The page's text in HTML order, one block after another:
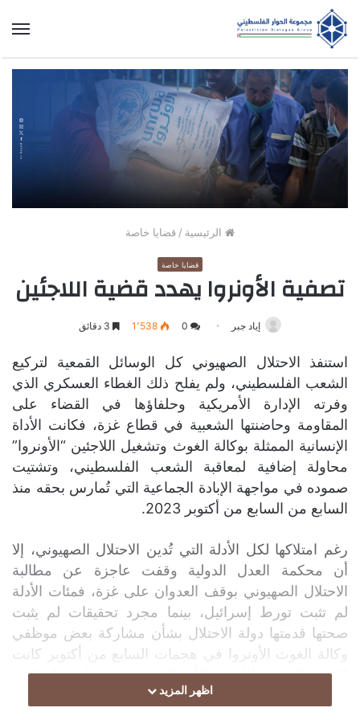
الرئيسية / قضايا خاصة
قضايا خاصة
تصفية الأونروا يهدد قضية اللاجئين
إياد جبر 0 1٬538
استنفذ الاحتلال الصهيوني كل الوسائل القمعية لتركيع
الشعب الفلسطيني، ولم يفلح ذلك الغطاء العسكري الذي
وفرته الإدارة الأمريكية وحلفاؤها في القضاء على
المقاومة وحاضنتها الشعبية في قطاع غزة، فكانت الأداة
الإنسانية الممثلة بوكالة الغوث وتشغيل اللاجئين “الأونروا”
محاولة إضافية لمعاقبة الشعب الفلسطيني، وتشتيت
صموده في مواجهة الإبادة الجماعية التي تُمارس بحقه منذ
السابع من السابع من أكتوبر 2023.
رغم امتلاكها لكل الأدلة التي تُدين الاحتلال الصهيوني، إلا
أن محكمة العدل الدولية وقفت عاجزة عن مطالبة
الاحتلال الصهيوني بوقف العدوان على غزة، فمئات الأدلة
لم تثبت تورط إسرائيل، بينما مجرد تحقيقات لم يثبت
صحتها قدمتها دولة الاحتلال بشأن مشاركة بعض موظفي
وكالة الغوث الأونروا في هجمات السابع من أكتوبر كانت
كافية بالنسبة للإدارة الأمريكية وبعض حلفاؤها الذين
اعتادوا على تبني الرواية الصهيونية، حتى لو كانت نسجاً
اظهر المزيد